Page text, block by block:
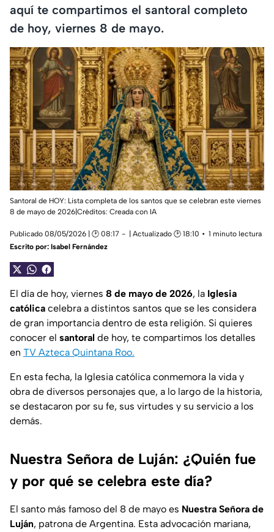
aquí te compartimos el santoral completo
de hoy, viernes 8 de mayo.
Santoral de HOY: Lista completa de los santos que se celebran este viernes
8 de mayo de 2026|Créditos: Creada con IA
Publicado 08/05/2026 | 🕑 08:17 | Actualizado 🕑 18:10
1 minuto lectura
Escrito por: Isabel Fernández
El día de hoy, viernes 8 de mayo de 2026, la Iglesia
católica celebra a distintos santos que se les considera
de gran importancia dentro de esta religión. Si quieres
conocer el santoral de hoy, te compartimos los detalles
en TV Azteca Quintana Roo.
En esta fecha, la Iglesia católica conmemora la vida y
obra de diversos personajes que, a lo largo de la historia,
se destacaron por su fe, sus virtudes y su servicio a los
demás.
Nuestra Señora de Luján: ¿Quién fue
y por qué se celebra este día?
El santo más famoso del 8 de mayo es Nuestra Señora de
Luján, patrona de Argentina. Esta advocación mariana,